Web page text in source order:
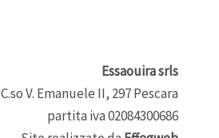
Essaouira srls
C.so V. Emanuele II, 297 Pescara
partita iva 02084300686